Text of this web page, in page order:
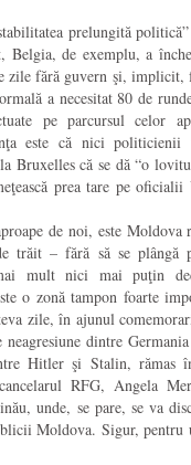
prelungită
Belgia, de exemplu, a
zile fără guvern şi,
a necesitat 80 de
pe parcursul celor
este că nici
Bruxelles că se dă “o
prea tare pe oficialii
de noi, este Moldova
trăit – fără să se plângă
mult nici mai puţin
o zonă tampon foarte
zile, în ajunul
neagresiune dintre
Hitler şi Stalin, rămas
RFG, Angela
unde, se pare, se va
Moldova. Sigur,